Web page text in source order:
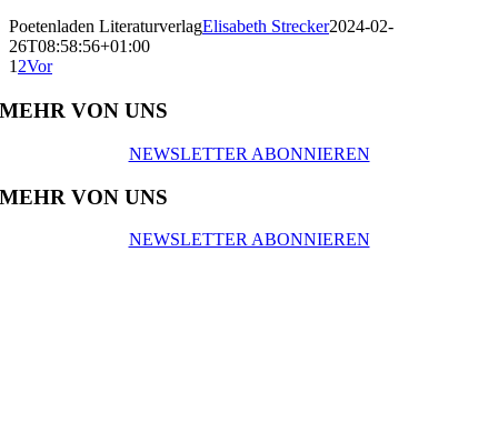
Poetenladen LiteraturverlagElisabeth Strecker2024-02-
26T08:58:56+01:00
1 2Vor
MEHR VON UNS
NEWSLETTER ABONNIEREN
MEHR VON UNS
NEWSLETTER ABONNIEREN